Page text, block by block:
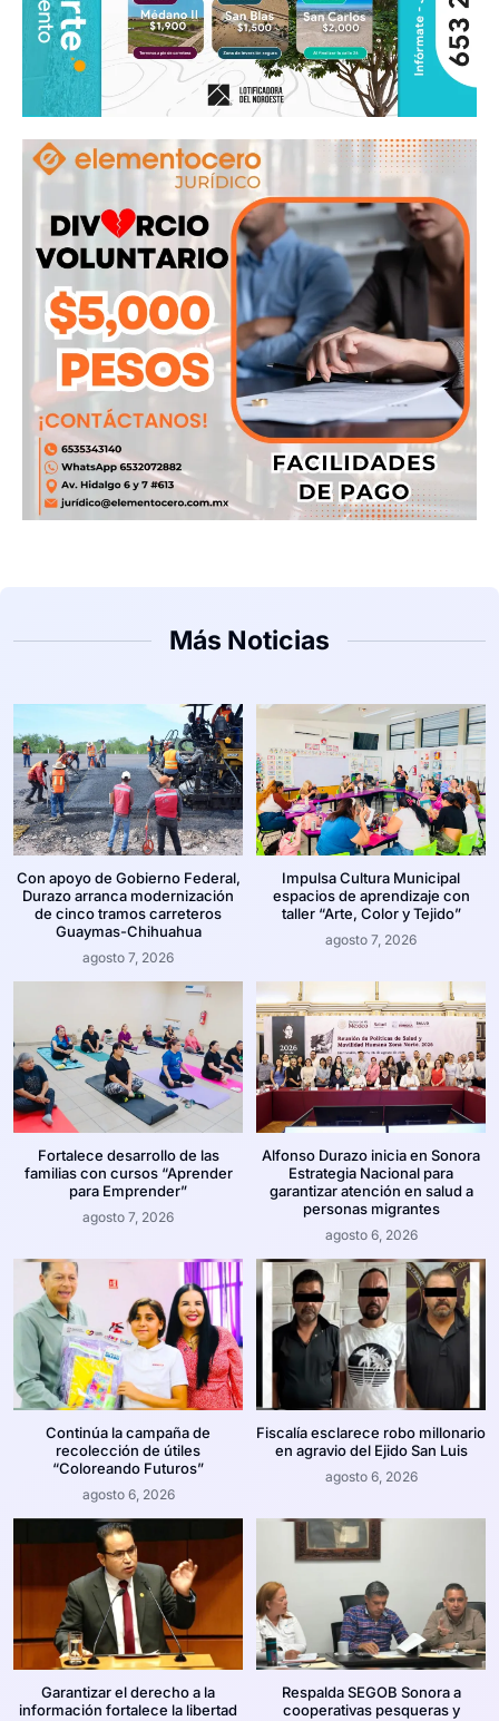
Más Noticias
Con apoyo de Gobierno Federal,
Durazo arranca modernización
de cinco tramos carreteros
Guaymas-Chihuahua
agosto 7, 2026
Impulsa Cultura Municipal
espacios de aprendizaje con
taller “Arte, Color y Tejido”
agosto 7, 2026
Fortalece desarrollo de las
familias con cursos “Aprender
para Emprender”
agosto 7, 2026
Alfonso Durazo inicia en Sonora
Estrategia Nacional para
garantizar atención en salud a
personas migrantes
agosto 6, 2026
Continúa la campaña de
recolección de útiles
“Coloreando Futuros”
agosto 6, 2026
Fiscalía esclarece robo millonario
en agravio del Ejido San Luis
agosto 6, 2026
Garantizar el derecho a la
información fortalece la libertad
Respalda SEGOB Sonora a
cooperativas pesqueras y